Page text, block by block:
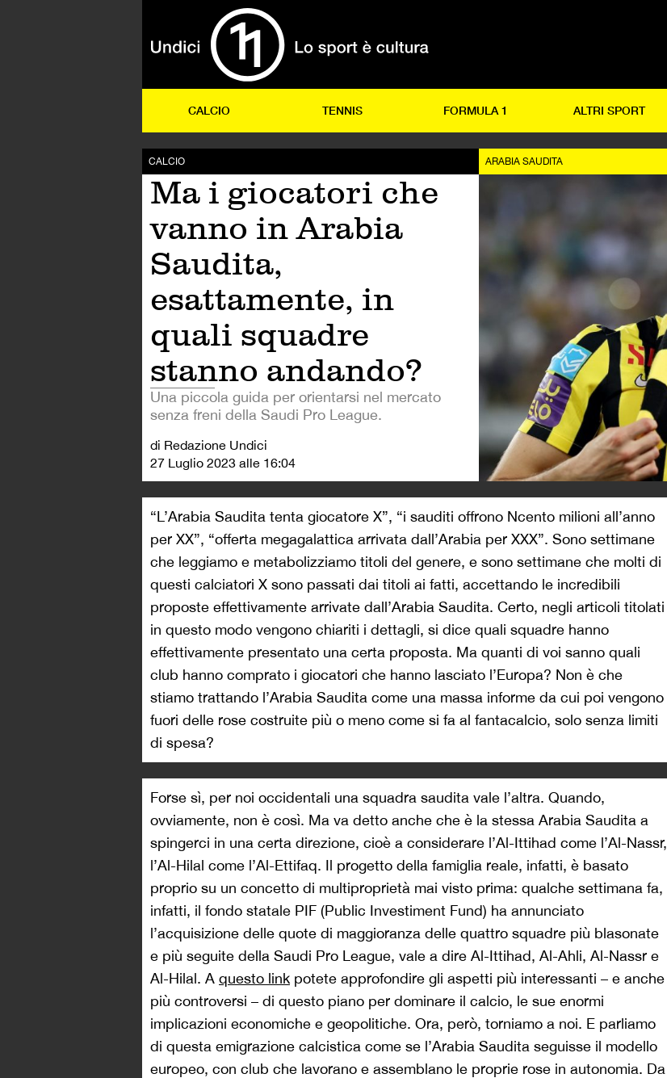
CALCIO TENNIS FORMULA 1 ALTRI SPORT
CALCIO
Ma i giocatori che
vanno in Arabia
Saudita,
esattamente, in
quali squadre
stanno andando?
Una piccola guida per orientarsi nel mercato
senza freni della Saudi Pro League.
di Redazione Undici
27 Luglio 2023 alle 16:04
ARABIA SAUDITA
“L’Arabia Saudita tenta giocatore X”, “i sauditi offrono Ncento milioni all’anno
per XX”, “offerta megagalattica arrivata dall’Arabia per XXX”. Sono settimane
che leggiamo e metabolizziamo titoli del genere, e sono settimane che molti di
questi calciatori X sono passati dai titoli ai fatti, accettando le incredibili
proposte effettivamente arrivate dall’Arabia Saudita. Certo, negli articoli titolati
in questo modo vengono chiariti i dettagli, si dice quali squadre hanno
effettivamente presentato una certa proposta. Ma quanti di voi sanno quali
club hanno comprato i giocatori che hanno lasciato l’Europa? Non è che
stiamo trattando l’Arabia Saudita come una massa informe da cui poi vengono
fuori delle rose costruite più o meno come si fa al fantacalcio, solo senza limiti
di spesa?
Forse sì, per noi occidentali una squadra saudita vale l’altra. Quando,
ovviamente, non è così. Ma va detto anche che è la stessa Arabia Saudita a
spingerci in una certa direzione, cioè a considerare l’Al-Ittihad come l’Al-Nassr,
l’Al-Hilal come l’Al-Ettifaq. Il progetto della famiglia reale, infatti, è basato
proprio su un concetto di multiproprietà mai visto prima: qualche settimana fa,
infatti, il fondo statale PIF (Public Investiment Fund) ha annunciato
l’acquisizione delle quote di maggioranza delle quattro squadre più blasonate
e più seguite della Saudi Pro League, vale a dire Al-Ittihad, Al-Ahli, Al-Nassr e
Al-Hilal. A questo link potete approfondire gli aspetti più interessanti – e anche
più controversi – di questo piano per dominare il calcio, le sue enormi
implicazioni economiche e geopolitiche. Ora, però, torniamo a noi. E parliamo
di questa emigrazione calcistica come se l’Arabia Saudita seguisse il modello
europeo, con club che lavorano e assemblano le proprie rose in autonomia. Da